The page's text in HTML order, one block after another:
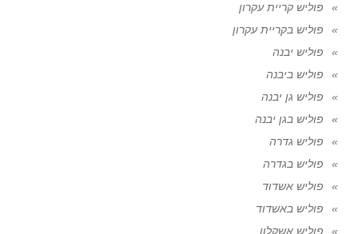
פוליש קריית עקרון
פוליש בקריית עקרון
פוליש יבנה
פוליש ביבנה
פוליש גן יבנה
פוליש בגן יבנה
פוליש גדרה
פוליש בגדרה
פוליש אשדוד
פוליש באשדוד
פוליש אשקלון